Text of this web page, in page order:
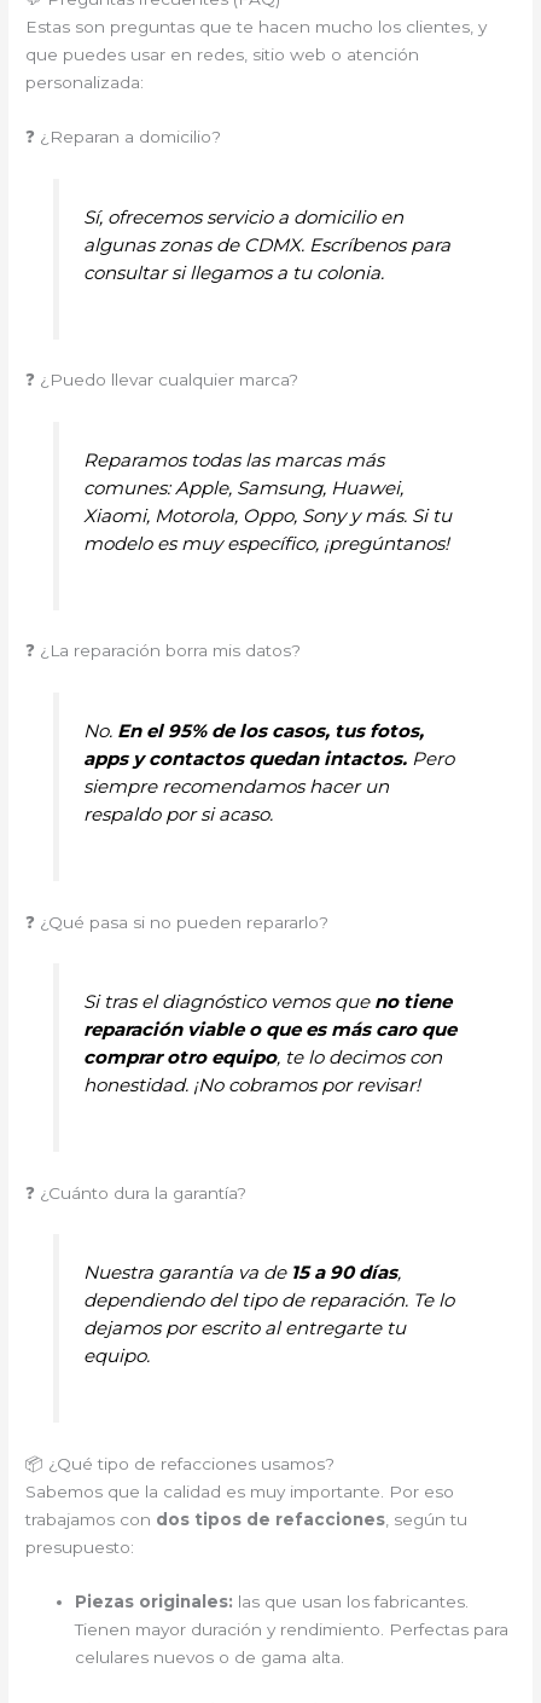
Estas son preguntas que te hacen mucho los clientes, y
que puedes usar en redes, sitio web o atención
personalizada:
❓ ¿Reparan a domicilio?
Sí, ofrecemos servicio a domicilio en
algunas zonas de CDMX. Escríbenos para
consultar si llegamos a tu colonia.
❓ ¿Puedo llevar cualquier marca?
Reparamos todas las marcas más
comunes: Apple, Samsung, Huawei,
Xiaomi, Motorola, Oppo, Sony y más. Si tu
modelo es muy específico, ¡pregúntanos!
❓ ¿La reparación borra mis datos?
No. En el 95% de los casos, tus fotos,
apps y contactos quedan intactos.Pero
siempre recomendamos hacer un
respaldo por si acaso.
❓ ¿Qué pasa si no pueden repararlo?
Si tras el diagnóstico vemos que no tiene
reparación viable o que es más caro que
comprar otro equipo, te lo decimos con
honestidad. ¡No cobramos por revisar!
❓ ¿Cuánto dura la garantía?
Nuestra garantía va de 15 a 90 días,
dependiendo del tipo de reparación. Te lo
dejamos por escrito al entregarte tu
equipo.
📦 ¿Qué tipo de refacciones usamos?
Sabemos que la calidad es muy importante. Por eso
trabajamos con dos tipos de refacciones , según tu
presupuesto:
Piezas originales: las que usan los fabricantes.
Tienen mayor duración y rendimiento. Perfectas para
celulares nuevos o de gama alta.